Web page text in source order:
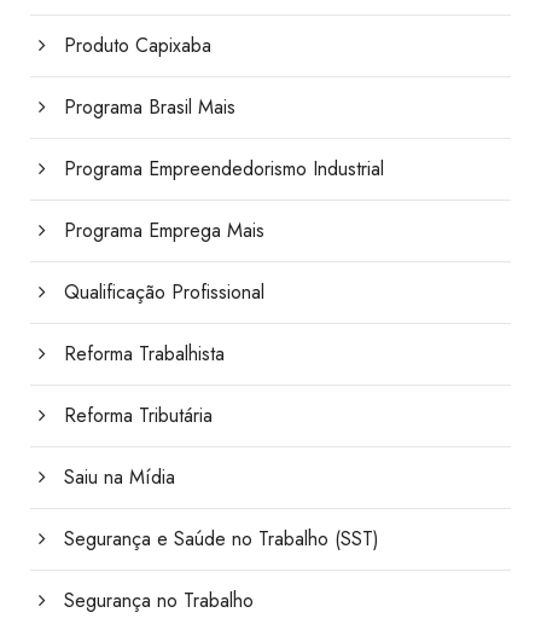
Produto Capixaba
Programa Brasil Mais
Programa Empreendedorismo Industrial
Programa Emprega Mais
Qualificação Profissional
Reforma Trabalhista
Reforma Tributária
Saiu na Mídia
Segurança e Saúde no Trabalho (SST)
Segurança no Trabalho